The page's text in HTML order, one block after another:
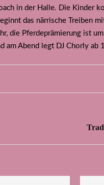
in der Halle. Die Kinder
das närrische Treiben
die Pferdeprämierung ist
am Abend legt DJ Chorly ab